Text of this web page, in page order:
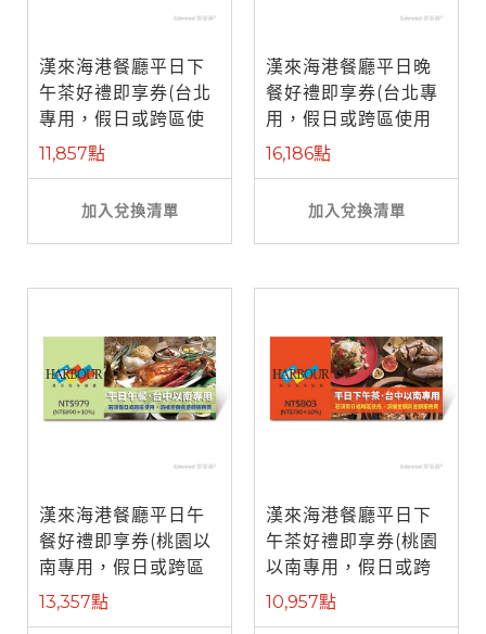
漢來海港餐廳平日下
午茶好禮即享券(台北
專用，假日或跨區使
用需補差額)
11,857點
加入兌換清單
漢來海港餐廳平日晚
餐好禮即享券(台北專
用，假日或跨區使用
需補差額)
16,186點
加入兌換清單
漢來海港餐廳平日午
餐好禮即享券(桃園以
南專用，假日或跨區
使用補需差 ...
13,357點
漢來海港餐廳平日下
午茶好禮即享券(桃園
以南專用，假日或跨
區使用補需 ...
10,957點